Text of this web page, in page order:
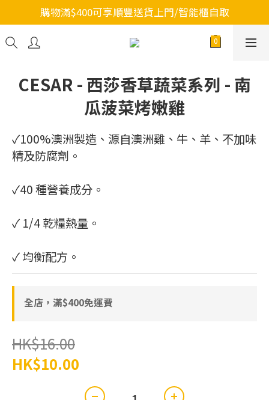
購物滿$400可享順豐送貨上門/智能櫃自取
CESAR - 西莎香草蔬菜系列 - 南
瓜菠菜烤嫩雞
✓100%澳洲製造、源自澳洲雞、牛、羊、不加味
精及防腐劑。
✓40 種營養成分。
✓ 1/4 乾糧熱量。
✓ 均衡配方。
全店，滿$400免運費
HK$16.00
HK$10.00